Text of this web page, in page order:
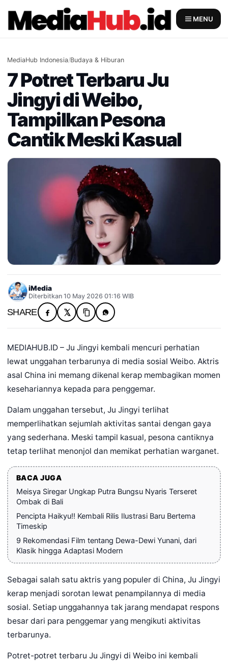
content
MENU
MediaHub Indonesia/Budaya & Hiburan
7 Potret Terbaru Ju
Jingyi di Weibo,
Tampilkan Pesona
Cantik Meski Kasual
iMedia
Diterbitkan 10 May 2026 01:16 WIB
SHARE
MEDIAHUB.ID – Ju Jingyi kembali mencuri perhatian
lewat unggahan terbarunya di media sosial Weibo. Aktris
asal China ini memang dikenal kerap membagikan momen
kesehariannya kepada para penggemar.
Dalam unggahan tersebut, Ju Jingyi terlihat
memperlihatkan sejumlah aktivitas santai dengan gaya
yang sederhana. Meski tampil kasual, pesona cantiknya
tetap terlihat menonjol dan memikat perhatian warganet.
BACA JUGA
Meisya Siregar Ungkap Putra Bungsu Nyaris Terseret
Ombak di Bali
Pencipta Haikyu!! Kembali Rilis Ilustrasi Baru Bertema
Timeskip
9 Rekomendasi Film tentang Dewa-Dewi Yunani, dari
Klasik hingga Adaptasi Modern
Sebagai salah satu aktris yang populer di China, Ju Jingyi
kerap menjadi sorotan lewat penampilannya di media
sosial. Setiap unggahannya tak jarang mendapat respons
besar dari para penggemar yang mengikuti aktivitas
terbarunya.
Potret-potret terbaru Ju Jingyi di Weibo ini kembali